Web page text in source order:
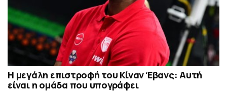
Η μεγάλη επιστροφή του Κίναν Έβανς: Αυτή
είναι η ομάδα που υπογράφει